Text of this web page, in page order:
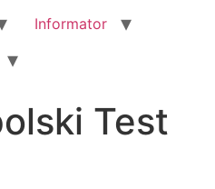
Informator
Test